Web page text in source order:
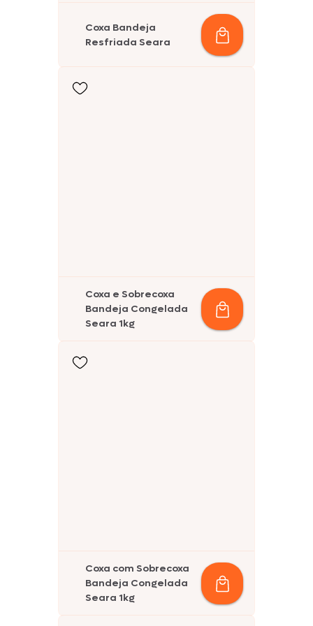
Coxa Bandeja
Resfriada Seara
Coxa e Sobrecoxa
Bandeja Congelada
Seara 1kg
Coxa com Sobrecoxa
Bandeja Congelada
Seara 1kg